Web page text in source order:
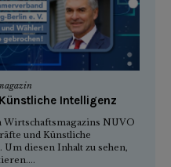
Intelligenz
Wirtschaftsmagazins NUVO
und Künstliche
diesen Inhalt zu sehen,